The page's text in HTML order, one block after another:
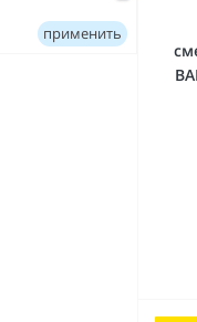
применить